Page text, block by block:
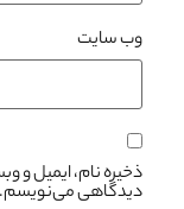
وب‌ سایت
ذخیره نام، ایمیل و
دیدگاهی می‌نویسم.